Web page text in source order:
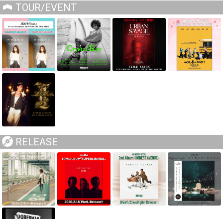
TOUR/EVENT
RELEASE